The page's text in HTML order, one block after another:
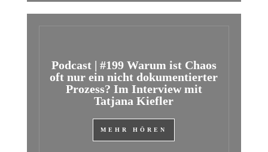
Podcast | #199 Warum ist Chaos
oft nur ein nicht dokumentierter
Prozess? Im Interview mit
Tatjana Kiefler
MEHR HÖREN